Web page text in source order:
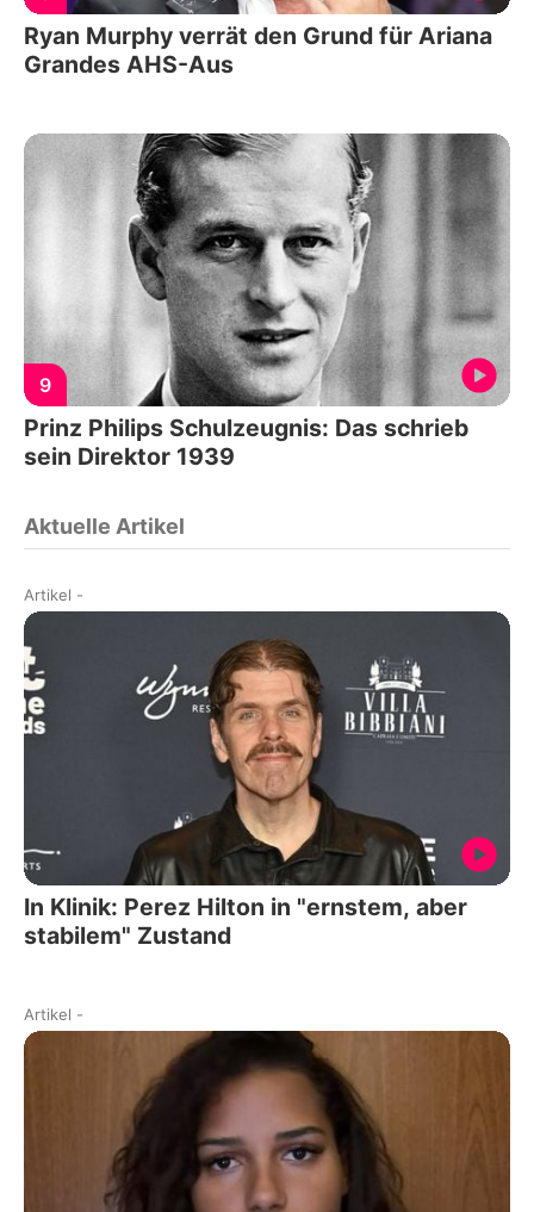
Ryan Murphy verrät den Grund für Ariana
Grandes AHS-Aus
9
Prinz Philips Schulzeugnis: Das schrieb
sein Direktor 1939
Aktuelle Artikel
Artikel -
In Klinik: Perez Hilton in "ernstem, aber
stabilem" Zustand
Artikel -